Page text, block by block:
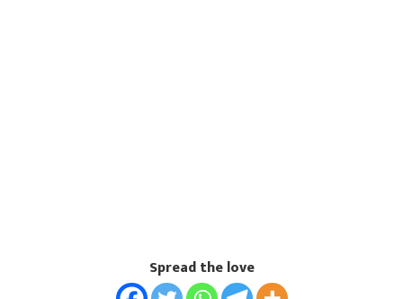
Spread the love